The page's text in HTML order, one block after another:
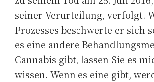
seiner Verurteilung, verfolgt.
Prozesses beschwerte er sich
es eine andere
Cannabis gibt, lassen Sie es
wissen. Wenn es eine gibt,